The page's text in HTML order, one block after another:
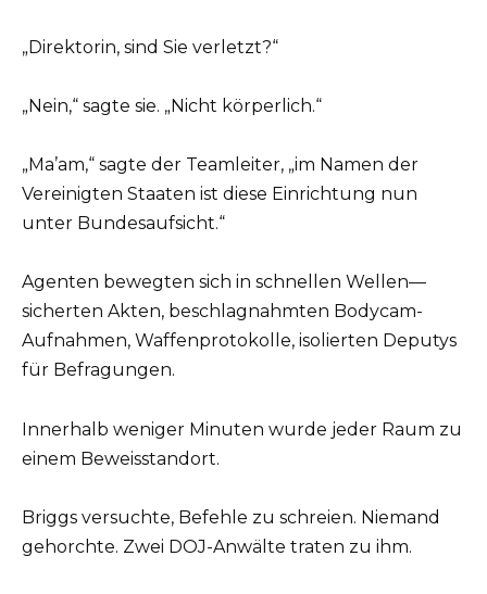
„Direktorin, sind Sie verletzt?“
„Nein,“ sagte sie. „Nicht körperlich.“
„Ma’am,“ sagte der Teamleiter, „im Namen der
Vereinigten Staaten ist diese Einrichtung nun
unter Bundesaufsicht.“
Agenten bewegten sich in schnellen Wellen—
sicherten Akten, beschlagnahmten Bodycam-
Aufnahmen, Waffenprotokolle, isolierten Deputys
für Befragungen.
Innerhalb weniger Minuten wurde jeder Raum zu
einem Beweisstandort.
Briggs versuchte, Befehle zu schreien. Niemand
gehorchte. Zwei DOJ-Anwälte traten zu ihm.